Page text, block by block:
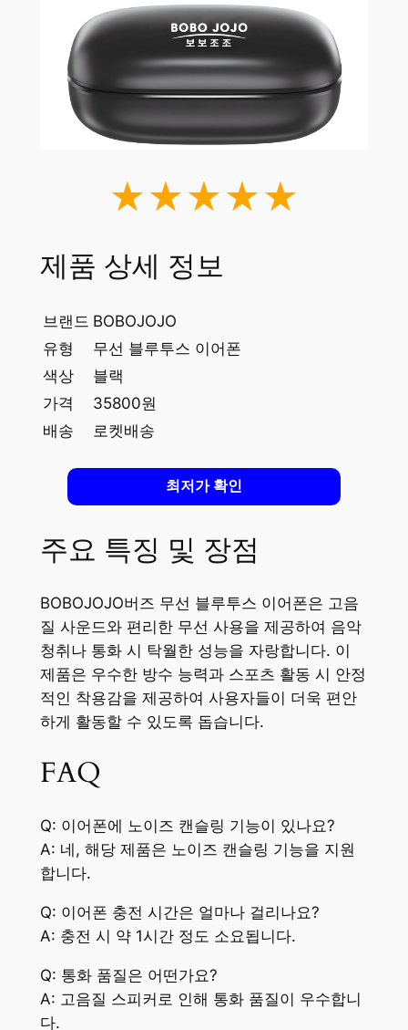
★★★★★
제품 상세 정보
브랜드 BOBOJOJO
유형
무선 블루투스 이어폰
색상
블랙
가격
35800원
배송
로켓배송
최저가 확인
주요 특징 및 장점
BOBOJOJO버즈 무선 블루투스 이어폰은 고음
질 사운드와 편리한 무선 사용을 제공하여 음악
청취나 통화 시 탁월한 성능을 자랑합니다. 이
제품은 우수한 방수 능력과 스포츠 활동 시 안정
적인 착용감을 제공하여 사용자들이 더욱 편안
하게 활동할 수 있도록 돕습니다.
FAQ
Q: 이어폰에 노이즈 캔슬링 기능이 있나요?
A: 네, 해당 제품은 노이즈 캔슬링 기능을 지원
합니다.
Q: 이어폰 충전 시간은 얼마나 걸리나요?
A: 충전 시 약 1시간 정도 소요됩니다.
Q: 통화 품질은 어떤가요?
A: 고음질 스피커로 인해 통화 품질이 우수합니
다.